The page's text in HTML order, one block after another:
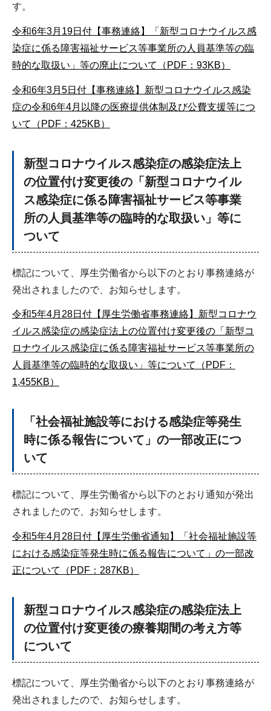
す。
令和6年3月19日付【事務連絡】「新型コロナウイルス感
染症に係る障害福祉サービス等事業所の人員基準等の臨
時的な取扱い」等の廃止について（PDF：93KB）
令和6年3月5日付【事務連絡】新型コロナウイルス感染
症の令和6年4月以降の医療提供体制及び公費支援等につ
いて（PDF：425KB）
新型コロナウイルス感染症の感染症法上
の位置付け変更後の「新型コロナウイル
ス感染症に係る障害福祉サービス等事業
所の人員基準等の臨時的な取扱い」等に
ついて
標記について、厚生労働省から以下のとおり事務連絡が
発出されましたので、お知らせします。
令和5年4月28日付【厚生労働省事務連絡】新型コロナウ
イルス感染症の感染症法上の位置付け変更後の「新型コ
ロナウイルス感染症に係る障害福祉サービス等事業所の
人員基準等の臨時的な取扱い」等について（PDF：
1,455KB）
「社会福祉施設等における感染症等発生
時に係る報告について」の一部改正につ
いて
標記について、厚生労働省から以下のとおり通知が発出
されましたので、お知らせします。
令和5年4月28日付【厚生労働省通知】「社会福祉施設等
における感染症等発生時に係る報告について」の一部改
正について（PDF：287KB）
新型コロナウイルス感染症の感染症法上
の位置付け変更後の療養期間の考え方等
について
標記について、厚生労働省から以下のとおり事務連絡が
発出されましたので、お知らせします。